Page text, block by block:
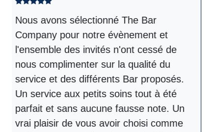
Nous avons sélectionné The Bar
Company pour notre évènement et
l'ensemble des invités n'ont cessé de
nous complimenter sur la qualité du
service et des différents Bar proposés.
Un service aux petits soins tout à été
parfait et sans aucune fausse note. Un
vrai plaisir de vous avoir choisi comme